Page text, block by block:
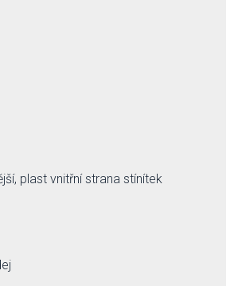
plast vnitřní strana stínítek